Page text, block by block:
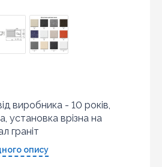
виробника - 10 років,
установка врізна на
граніт
опису